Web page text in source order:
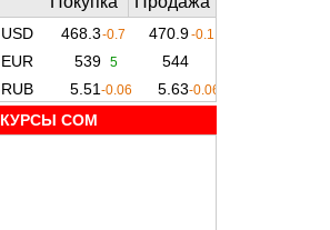
КУРСЫ COM